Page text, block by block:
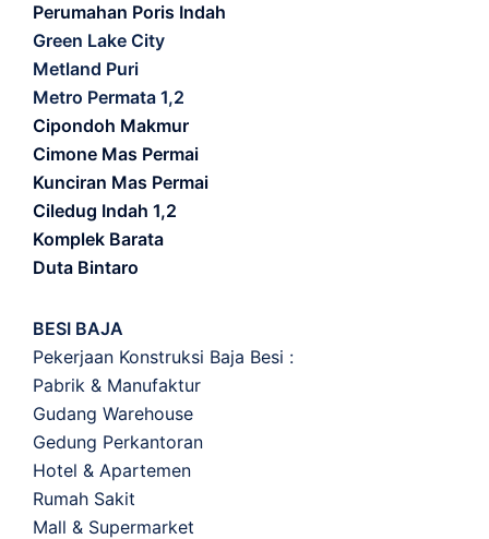
Perumahan Poris Indah
Green Lake City
Metland Puri
Metro Permata 1,2
Cipondoh Makmur
Cimone Mas Permai
Kunciran Mas Permai
Ciledug Indah 1,2
Komplek Barata
Duta Bintaro
BESI BAJA
Pekerjaan Konstruksi Baja Besi :
Pabrik & Manufaktur
Gudang Warehouse
Gedung Perkantoran
Hotel & Apartemen
Rumah Sakit
Mall & Supermarket